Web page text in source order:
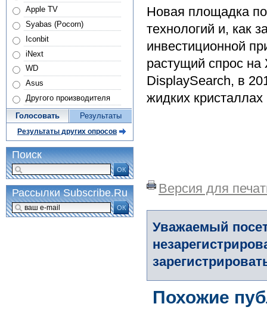
Новая площадка
технологий и, как
инвестиционной
растущий спрос
DisplaySearch, в
жидких
Версия для
Уважаемый
Похожие
Apple TV
Syabas (Pocorn)
Iconbit
iNext
WD
Asus
Другого производителя
Голосовать Результаты
Результаты других опросов
Поиск
ОК
Рассылки Subscribe.Ru
ОК